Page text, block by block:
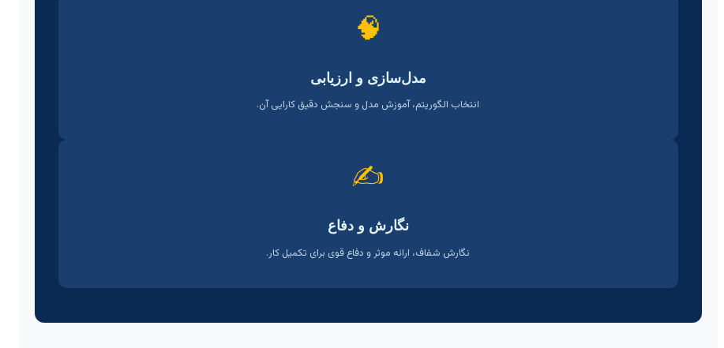
🧠
مدل‌سازی و ارزیابی
انتخاب الگوریتم، آموزش مدل و سنجش دقیق کارایی آن.
✍️
نگارش و دفاع
نگارش شفاف، ارائه موثر و دفاع قوی برای تکمیل کار.